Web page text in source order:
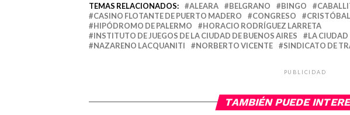
TEMAS RELACIONADOS: ALEARA BELGRANO BINGO
CASINO FLOTANTE DE PUERTO MADERO
CONGRESO
HIPÓDROMO DE PALERMO
HORACIO RODRÍGUEZ LARRETA
INSTITUTO DE JUEGOS DE LA CIUDAD DE BUENOS AIRES
LA CIUDAD
NAZARENO LACQUANITI
NORBERTO VICENTE SINDICATO DE
PUBLICIDAD
TAMBIÉN PUEDE